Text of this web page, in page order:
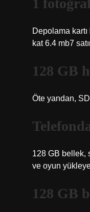
1
Depolama
kat 6.4 mb7
128 GB
Öte yandan,
128 GB bellek,
ve oyun
128 GB